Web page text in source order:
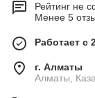
Рейтинг не
Менее 5
Работает с
г. Алматы
Алматы,